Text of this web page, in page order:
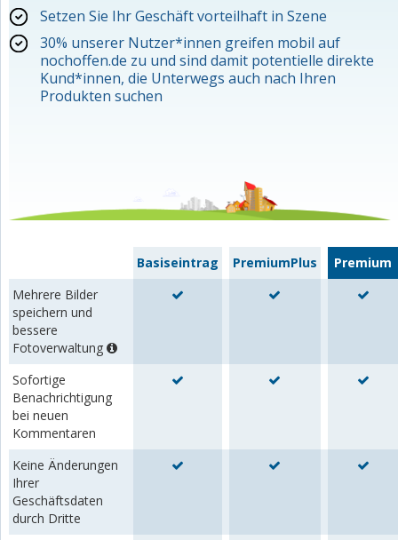
Setzen Sie Ihr Geschäft vorteilhaft in Szene
30% unserer Nutzer*innen greifen mobil auf
nochoffen.de zu und sind damit potentielle direkte
Kund*innen, die Unterwegs auch nach Ihren
Produkten suchen
Basiseintrag PremiumPlus
Premium
Mehrere Bilder
speichern und
bessere
Fotoverwaltung
Sofortige
Benachrichtigung
bei neuen
Kommentaren
Keine Änderungen
Ihrer
Geschäftsdaten
durch Dritte